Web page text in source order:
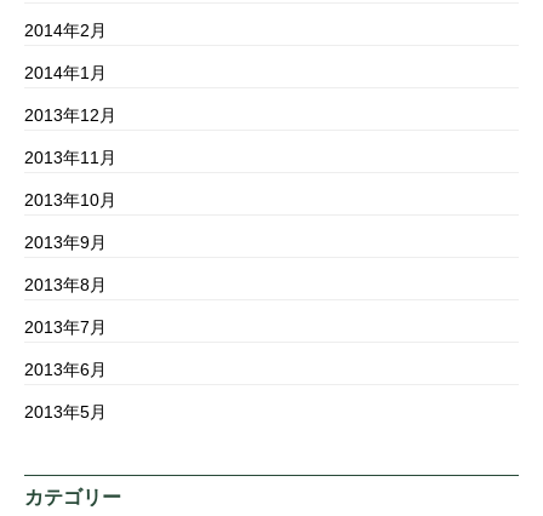
2014年2月
2014年1月
2013年12月
2013年11月
2013年10月
2013年9月
2013年8月
2013年7月
2013年6月
2013年5月
カテゴリー